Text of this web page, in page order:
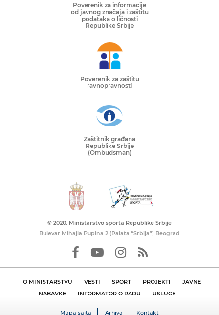
Poverenik za informacije
od javnog značaja i zaštitu
podataka o ličnosti
Republike Srbije
Poverenik za zaštitu
ravnopravnosti
Zaštitnik građana
Republike Srbije
(Ombudsman)
© 2020. Ministarstvo sporta Republike Srbije
Bulevar Mihajla Pupina 2 (Palata “Srbija”) Beograd
O MINISTARSTVU VESTI SPORT PROJEKTI
JAVNE
NABAVKE
INFORMATOR O RADU USLUGE
Mapa sajta Arhiva Kontakt